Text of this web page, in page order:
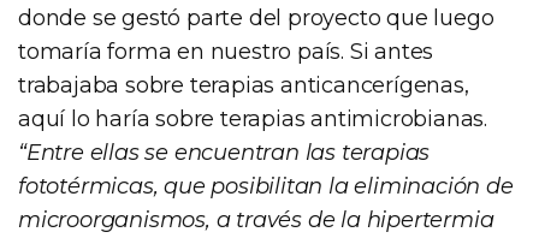
donde se gestó parte del proyecto que luego
tomaría forma en nuestro país. Si antes
trabajaba sobre terapias anticancerígenas,
aquí lo haría sobre terapias antimicrobianas.
“Entre ellas se encuentran las terapias
fototérmicas, que posibilitan la eliminación de
microorganismos, a través de la hipertermia